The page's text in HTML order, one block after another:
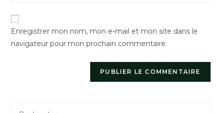
votre
site
(facultatif)
Enregistrer mon nom, mon e-mail et mon site dans le
navigateur pour mon prochain commentaire.